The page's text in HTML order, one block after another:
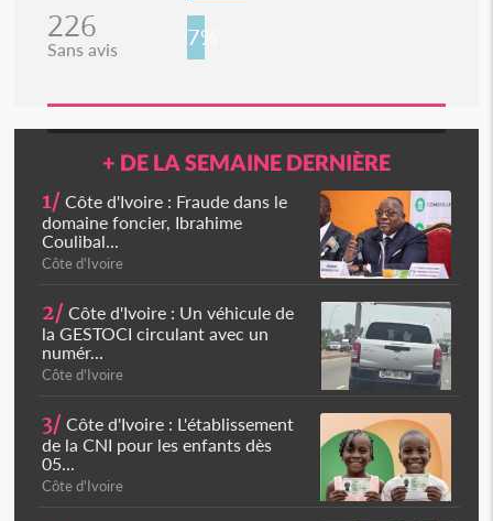
226
Sans avis 7%
+ DE LA SEMAINE DERNIÈRE
1/ Côte d'Ivoire : Fraude dans le
domaine foncier, Ibrahime
Coulibal...
Côte d'Ivoire
2/ Côte d'Ivoire : Un véhicule de
la GESTOCI circulant avec un
numér...
Côte d'Ivoire
3/ Côte d'Ivoire : L'établissement
de la CNI pour les enfants dès
05...
Côte d'Ivoire